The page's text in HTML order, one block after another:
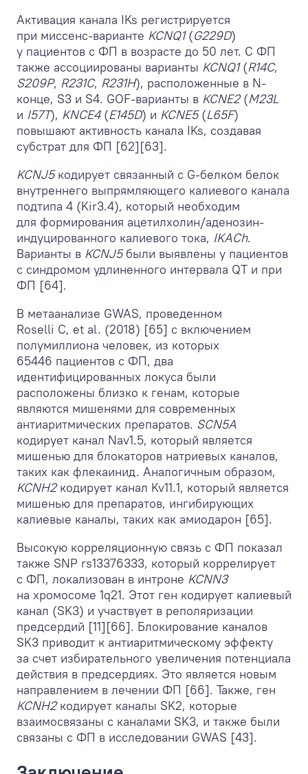
Активация канала IKs регистрируется
при миссенс-варианте KCNQ1(G229D)
у пациентов с ФП в возрасте до 50 лет. С ФП
также ассоциированы варианты KCNQ1(R14C,
S209P, R231C, R231H), расположенные в N-
конце, S3 и S4. GOF-варианты в KCNE2(M23L
и I57T), KNCE4(E145D) и KCNE5(L65F)
повышают активность канала IKs, создавая
субстрат для ФП [62][63].
KCNJ5кодирует связанный с G-белком белок
внутреннего выпрямляющего калиевого канала
подтипа 4 (Kir3.4), который необходим
для формирования ацетилхолин/аденозин-
индуцированного калиевого тока, IKACh.
Варианты в KCNJ5были выявлены у пациентов
с синдромом удлиненного интервала QT и при
ФП [64].
В метаанализе GWAS, проведенном
Roselli C, et al. (2018) [65] с включением
полумиллиона человек, из которых
65446 пациентов с ФП, два
идентифицированных локуса были
расположены близко к генам, которые
являются мишенями для современных
антиаритмических препаратов. SCN5A
кодирует канал Nav1.5, который является
мишенью для блокаторов натриевых каналов,
таких как флекаинид. Аналогичным образом,
KCNH2кодирует канал Kv11.1, который является
мишенью для препаратов, ингибирующих
калиевые каналы, таких как амиодарон [65].
Высокую корреляционную связь с ФП показал
также SNP rs13376333, который коррелирует
с ФП, локализован в интроне KCNN3
на хромосоме 1q21. Этот ген кодирует калиевый
канал (SK3) и участвует в реполяризации
предсердий [11][66]. Блокирование каналов
SK3 приводит к антиаритмическому эффекту
за счет избирательного увеличения потенциала
действия в предсердиях. Это является новым
направлением в лечении ФП [66]. Также, ген
KCNH2кодирует каналы SK2, которые
взаимосвязаны с каналами SK3, и также были
связаны с ФП в исследовании GWAS [43].